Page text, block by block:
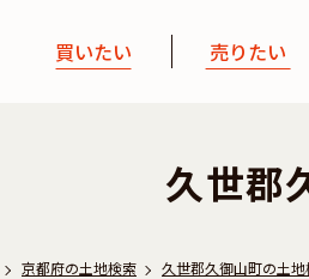
買いたい 売りたい
京都府の土地検索 久世郡久御山町の土地
久世郡